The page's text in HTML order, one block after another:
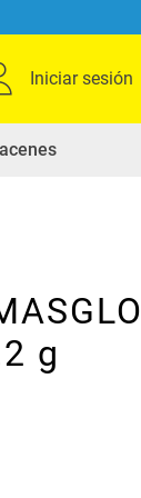
Iniciar sesión
g